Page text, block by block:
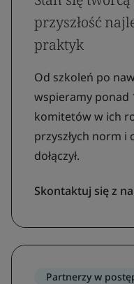
przyszłość
praktyk
Od szkoleń po
wspieramy ponad
komitetów w ich
przyszłych norm i
dołączył.
Skontaktuj się z
Partnerzy w